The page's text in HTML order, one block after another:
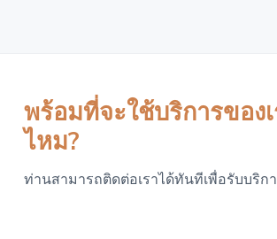
พร้อมที่จะใช้บริการของ
ไหม?
ท่านสามารถติดต่อเราได้ทันทีเพื่อรับบริกา